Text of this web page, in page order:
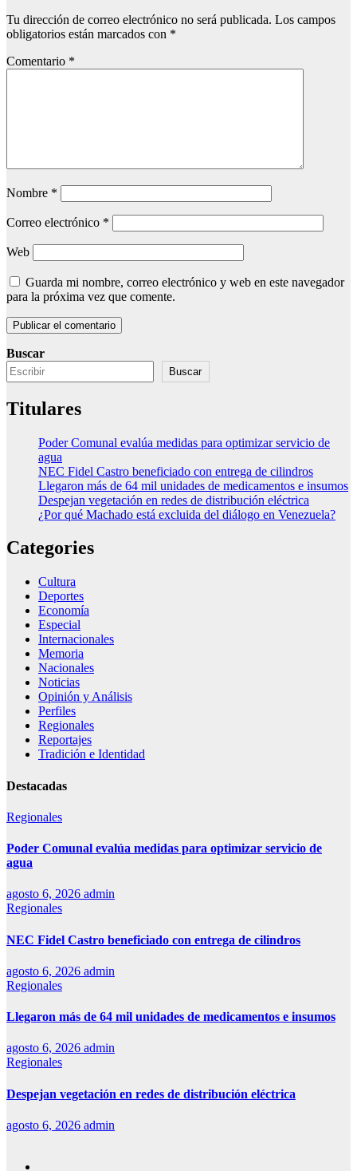
Tu dirección de correo electrónico no será publicada. Los campos
obligatorios están marcados con *
Comentario *
Nombre *
Correo electrónico *
Web
Guarda mi nombre, correo electrónico y web en este navegador
para la próxima vez que comente.
Buscar
Buscar
Titulares
Poder Comunal evalúa medidas para optimizar servicio de
agua
NEC Fidel Castro beneficiado con entrega de cilindros
Llegaron más de 64 mil unidades de medicamentos e insumos
Despejan vegetación en redes de distribución eléctrica
¿Por qué Machado está excluida del diálogo en Venezuela?
Categories
Cultura
Deportes
Economía
Especial
Internacionales
Memoria
Nacionales
Noticias
Opinión y Análisis
Perfiles
Regionales
Reportajes
Tradición e Identidad
Destacadas
Regionales
Poder Comunal evalúa medidas para optimizar servicio de
agua
agosto 6, 2026 admin
Regionales
NEC Fidel Castro beneficiado con entrega de cilindros
agosto 6, 2026 admin
Regionales
Llegaron más de 64 mil unidades de medicamentos e insumos
agosto 6, 2026 admin
Regionales
Despejan vegetación en redes de distribución eléctrica
agosto 6, 2026 admin